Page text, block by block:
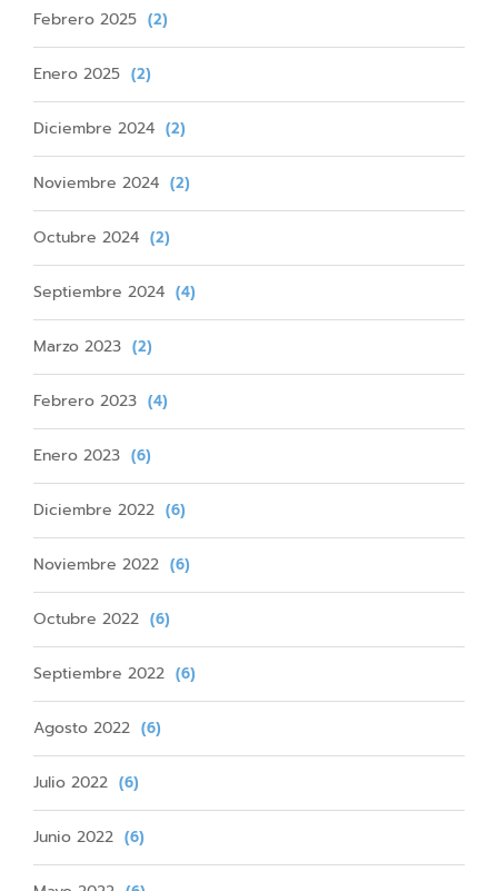
Febrero 2025 (2)
Enero 2025 (2)
Diciembre 2024 (2)
Noviembre 2024 (2)
Octubre 2024 (2)
Septiembre 2024 (4)
Marzo 2023 (2)
Febrero 2023 (4)
Enero 2023 (6)
Diciembre 2022 (6)
Noviembre 2022 (6)
Octubre 2022 (6)
Septiembre 2022 (6)
Agosto 2022 (6)
Julio 2022 (6)
Junio 2022 (6)